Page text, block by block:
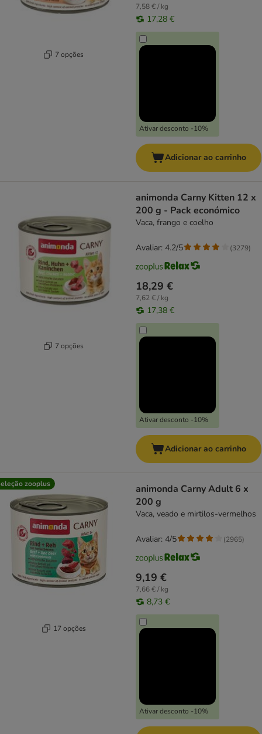
7 opções
7,58 € / kg
17,28 €
Ativar desconto -10%
Adicionar ao carrinho
7 opções
animonda Carny Kitten 12 x
200 g - Pack económico
Vaca, frango e coelho
18,29 €
7,62 € / kg
17,38 €
Ativar desconto -10%
Avaliar: 4.2/5 (3279)
Adicionar ao carrinho
zooplus
17 opções
animonda Carny Adult 6 x
200 g
Vaca, veado e mirtilos-vermelhos
9,19 €
7,66 € / kg
8,73 €
Ativar desconto -10%
Avaliar: 4/5 (2965)